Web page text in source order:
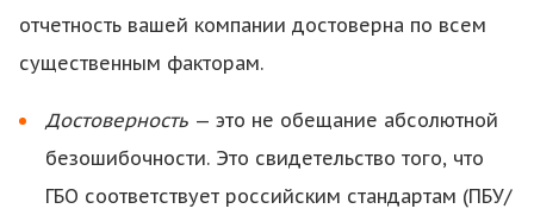
отчетность вашей компании достоверна по всем
существенным факторам.
Достоверность — это не обещание абсолютной
безошибочности. Это свидетельство того, что
ГБО соответствует российским стандартам (ПБУ/